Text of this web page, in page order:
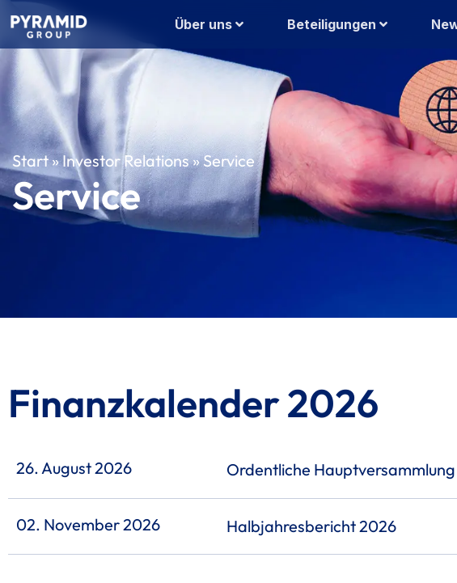
Über uns Beteiligungen
Start»Investor Relations»Service
Service
Finanzkalender 2026
26. August 2026 Ordentliche
02. November 2026 Halbjahresbericht 2026